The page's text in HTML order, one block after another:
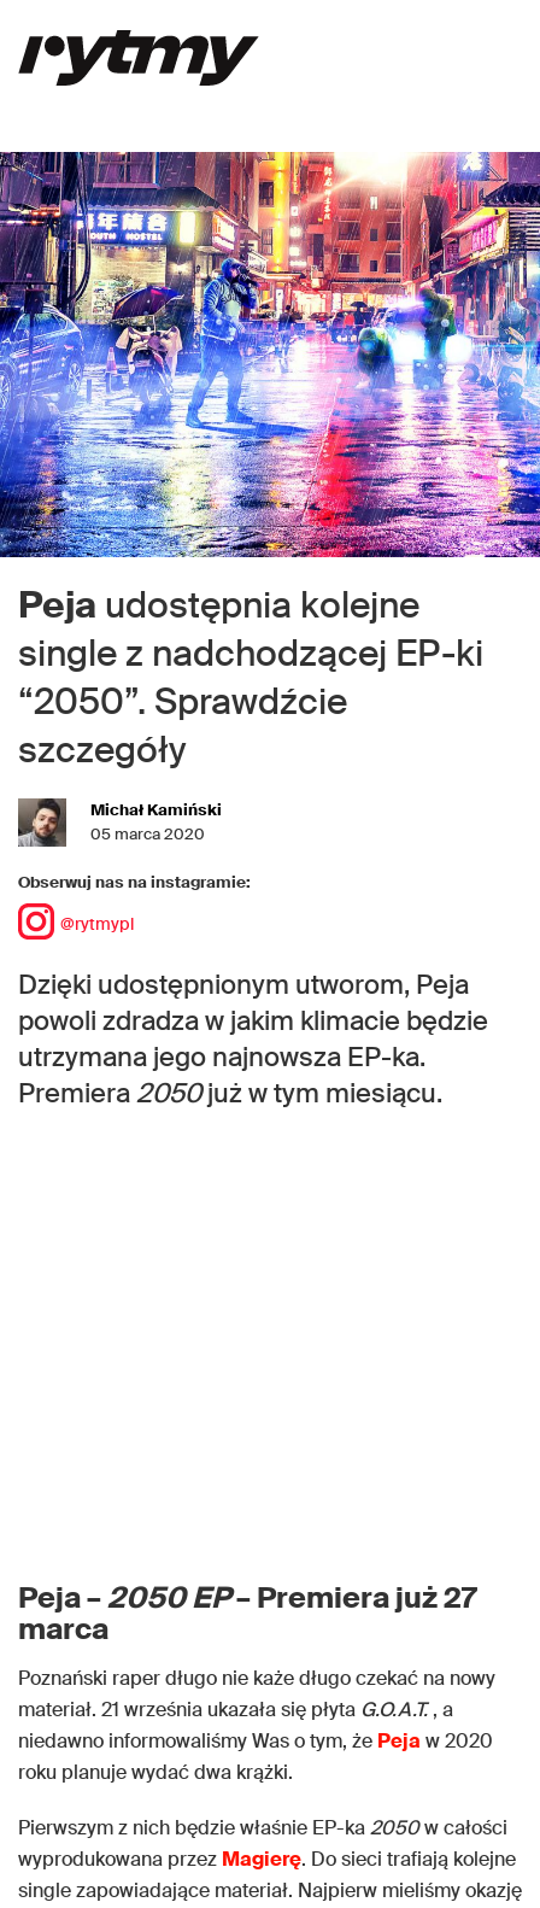
Peja udostępnia kolejne
single z nadchodzącej EP-ki
“2050”. Sprawdźcie
szczegóły
Michał Kamiński
05 marca 2020
Obserwuj nas na instagramie:
@rytmypl
Dzięki udostępnionym utworom, Peja
powoli zdradza w jakim klimacie będzie
utrzymana jego najnowsza EP-ka.
Premiera2050już w tym miesiącu.
Peja –2050 EP– Premiera już 27
marca
Poznański raper długo nie każe długo czekać na nowy
materiał. 21 września ukazała się płyta G.O.A.T., a
niedawno informowaliśmy Was o tym, że Peja w 2020
roku planuje wydać dwa krążki.
Pierwszym z nich będzie właśnie EP-ka2050w całości
wyprodukowana przez Magierę. Do sieci trafiają kolejne
single zapowiadające materiał. Najpierw mieliśmy okazję